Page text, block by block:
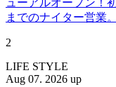
ューアルオープン！
までのナイター営業。
2
LIFE STYLE
Aug 07. 2026 up